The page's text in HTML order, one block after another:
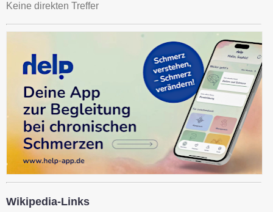
Keine direkten Treffer
Wikipedia-Links